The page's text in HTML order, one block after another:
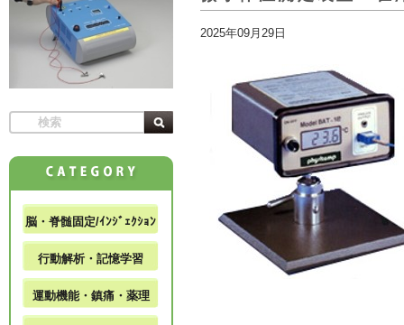
2025年09月29日
脳・脊髄固定/ｲﾝｼﾞｪｸｼｮﾝ
行動解析・記憶学習
運動機能・鎮痛・薬理